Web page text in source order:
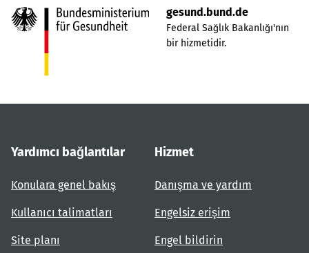
gesund.bund.de
Federal Sağlık Bakanlığı'nın
bir hizmetidir.
Yardımcı bağlantılar
Konulara genel bakış
Kullanıcı talimatları
Site planı
Hizmet
Danışma ve yardım
Engelsiz erişim
Engel bildirin